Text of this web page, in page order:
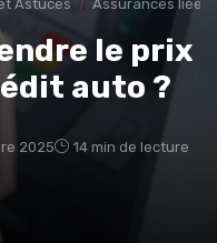
Astuces Assurances liées
le prix
auto ?
2025 14 min de lecture